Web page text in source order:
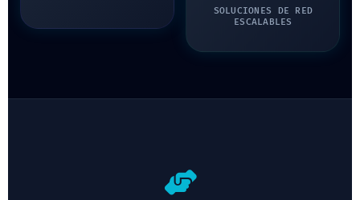
SOLUCIONES DE RED
ESCALABLES